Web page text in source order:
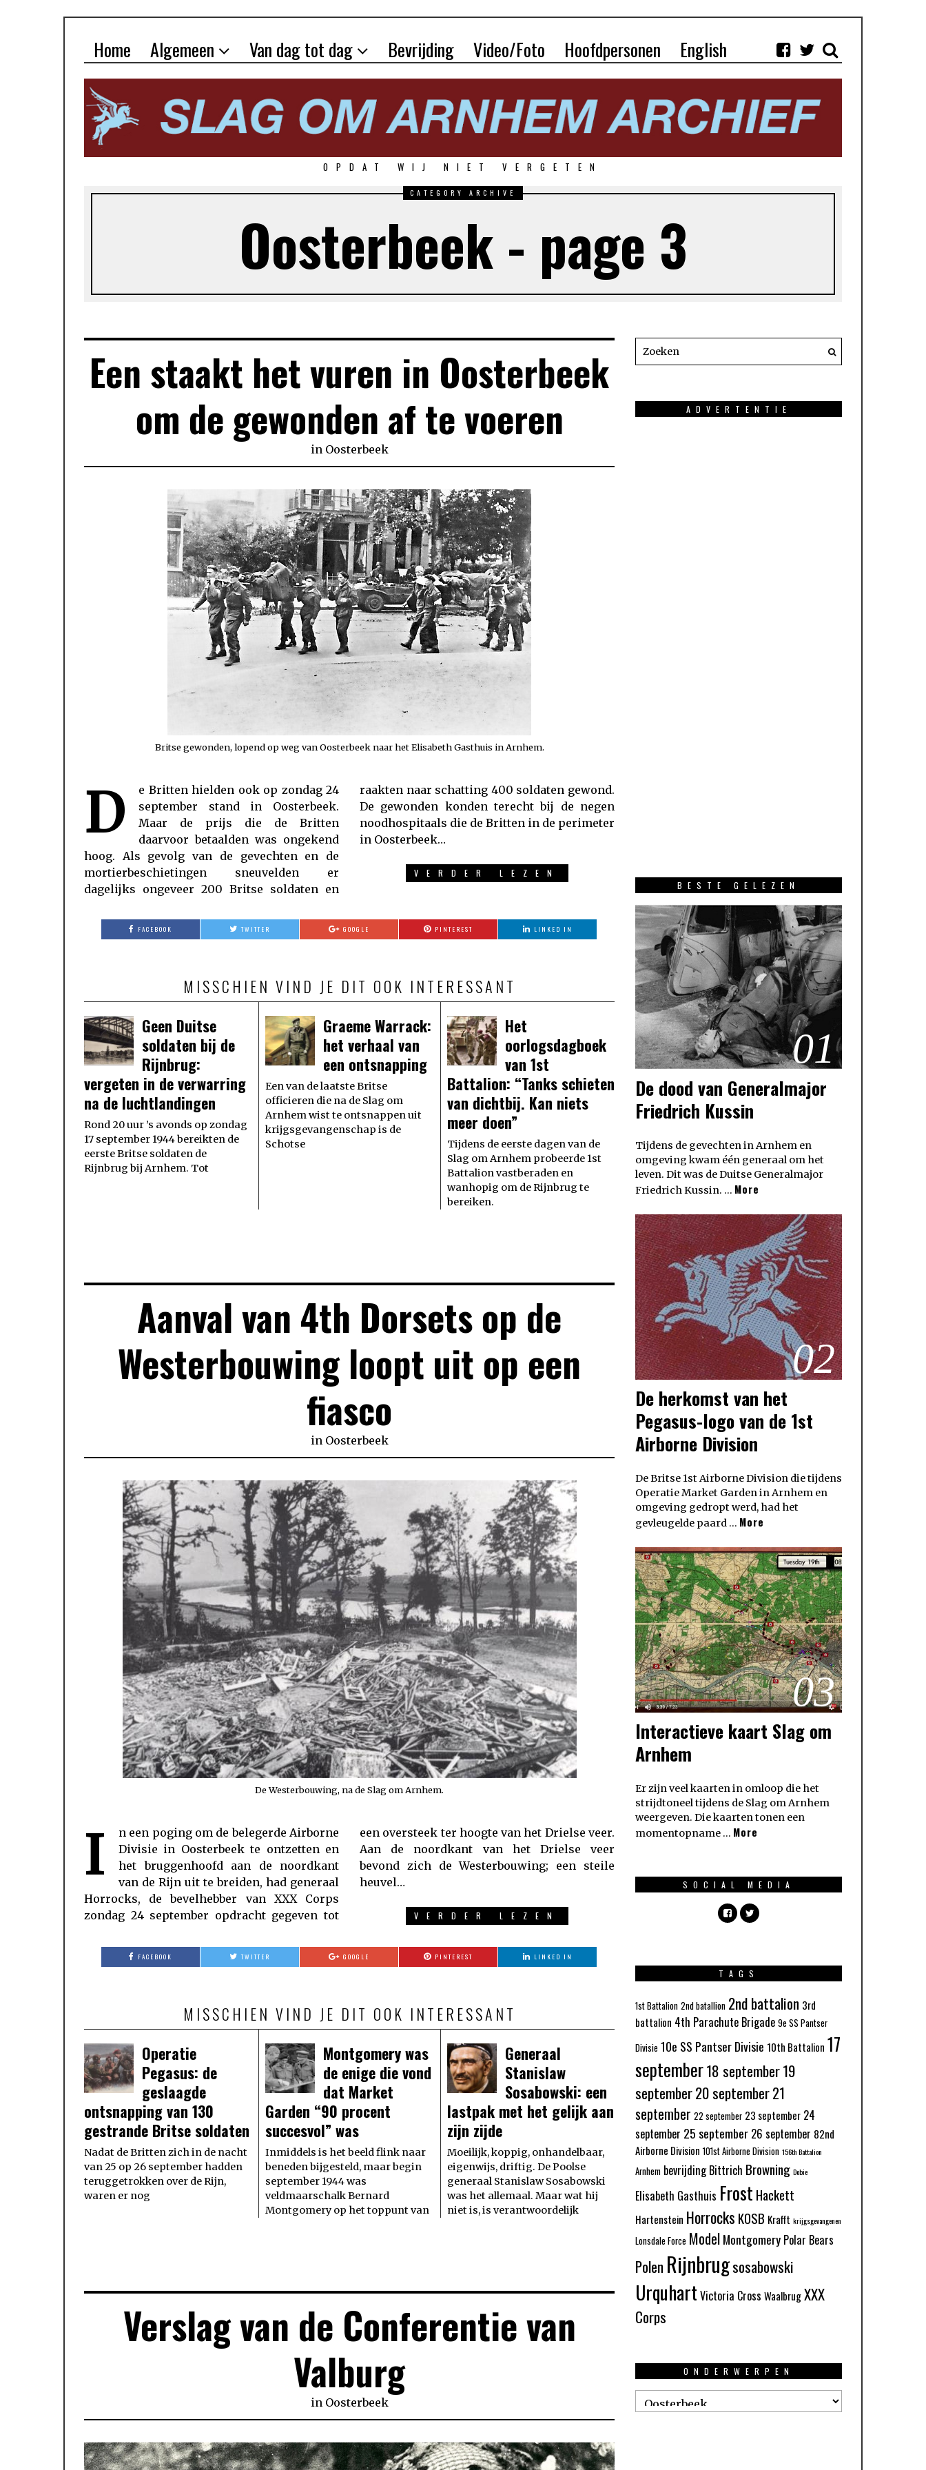
Home Algemeen Van dag tot dag Bevrijding Video/Foto Hoofdpersonen English
OPDAT WIJ NIET VERGETEN
CATEGORY ARCHIVE
Oosterbeek - page 3
Een staakt het vuren in Oosterbeek
om de gewonden af te voeren
in Oosterbeek
Britse gewonden, lopend op weg van Oosterbeek naar het Elisabeth Gasthuis in Arnhem.
D
e Britten hielden ook op zondag 24
september stand in Oosterbeek.
Maar de prijs die de Britten
daarvoor betaalden was ongekend
hoog. Als gevolg van de gevechten en de
mortierbeschietingen sneuvelden er
dagelijks ongeveer 200 Britse soldaten en
raakten naar schatting 400 soldaten gewond.
De gewonden konden terecht bij de negen
noodhospitaals die de Britten in de perimeter
in Oosterbeek…
VERDER LEZEN
FACEBOOK TWITTER GOOGLE PINTEREST LINKED IN
MISSCHIEN VIND JE DIT OOK INTERESSANT
Geen Duitse
soldaten bij de
Rijnbrug:
vergeten in de verwarring
na de luchtlandingen
Rond 20 uur ’s avonds op zondag
17 september 1944 bereikten de
eerste Britse soldaten de
Rijnbrug bij Arnhem. Tot
Graeme Warrack:
het verhaal van
een ontsnapping
Een van de laatste Britse
officieren die na de Slag om
Arnhem wist te ontsnappen uit
krijgsgevangenschap is de
Schotse
Het
oorlogsdagboek
van 1st
Battalion: “Tanks schieten
van dichtbij. Kan niets
meer doen”
Tijdens de eerste dagen van de
Slag om Arnhem probeerde 1st
Battalion vastberaden en
wanhopig om de Rijnbrug te
bereiken.
Aanval van 4th Dorsets op de
Westerbouwing loopt uit op een
fiasco
in Oosterbeek
De Westerbouwing, na de Slag om Arnhem.
I
n een poging om de belegerde Airborne
Divisie in Oosterbeek te ontzetten en
het bruggenhoofd aan de noordkant
van de Rijn uit te breiden, had generaal
Horrocks, de bevelhebber van XXX Corps
zondag 24 september opdracht gegeven tot
een oversteek ter hoogte van het Drielse veer.
Aan de noordkant van het Drielse veer
bevond zich de Westerbouwing; een steile
heuvel…
VERDER LEZEN
FACEBOOK TWITTER GOOGLE PINTEREST LINKED IN
MISSCHIEN VIND JE DIT OOK INTERESSANT
Operatie
Pegasus: de
geslaagde
ontsnapping van 130
gestrande Britse soldaten
Nadat de Britten zich in de nacht
van 25 op 26 september hadden
teruggetrokken over de Rijn,
waren er nog
Montgomery was
de enige die vond
dat Market
Garden “90 procent
succesvol” was
Inmiddels is het beeld flink naar
beneden bijgesteld, maar begin
september 1944 was
veldmaarschalk Bernard
Montgomery op het toppunt van
Generaal
Stanislaw
Sosabowski: een
lastpak met het gelijk aan
zijn zijde
Moeilijk, koppig, onhandelbaar,
eigenwijs, driftig. De Poolse
generaal Stanislaw Sosabowski
was het allemaal. Maar wat hij
niet is, is verantwoordelijk
Verslag van de Conferentie van
Valburg
in Oosterbeek
ADVERTENTIE
BESTE GELEZEN
01
De dood van Generalmajor
Friedrich Kussin
Tijdens de gevechten in Arnhem en
omgeving kwam één generaal om het
leven. Dit was de Duitse Generalmajor
Friedrich Kussin. … More
02
De herkomst van het
Pegasus-logo van de 1st
Airborne Division
De Britse 1st Airborne Division die tijdens
Operatie Market Garden in Arnhem en
omgeving gedropt werd, had het
gevleugelde paard … More
03
Interactieve kaart Slag om
Arnhem
Er zijn veel kaarten in omloop die het
strijdtoneel tijdens de Slag om Arnhem
weergeven. Die kaarten tonen een
momentopname … More
SOCIAL MEDIA
TAGS
1st Battalion 2nd batallion 2nd battalion 3rd
battalion 4th Parachute Brigade 9e SS Pantser
Divisie 10e SS Pantser Divisie 10th Battalion 17
september18 september19
september20 september21
september 22 september 23 september 24
september 25 september 26 september 82nd
Airborne Division 101st Airborne Division 156th Battalion
Arnhem bevrijding Bittrich Browning Dobie
Elisabeth Gasthuis Frost Hackett
Hartenstein Horrocks KOSB Krafft krijgsgevangenen
Lonsdale Force ModelMontgomery Polar Bears
Polen Rijnbrugsosabowski
Urquhart Victoria Cross WaalbrugXXX
Corps
ONDERWERPEN
Onderwerpen